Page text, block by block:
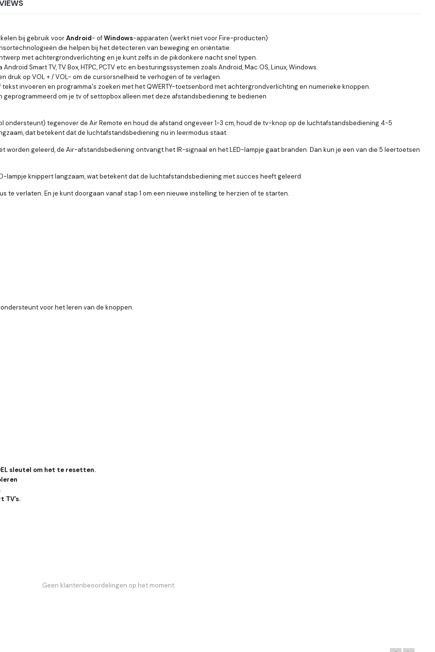
bij gebruik voorAndroid- ofWindows-apparaten (werkt niet voor Fire-producten)
die helpen bij het detecteren van beweging en oriëntatie.
met achtergrondverlichting en je kunt zelfs in de pikdonkere nacht snel typen.
Smart TV, TV Box, HTPC, PCTV etc en besturingssystemen zoals Android, Mac OS, Linux, Windows.
druk op VOL + / VOL- om de cursorsnelheid te verhogen of te verlagen.
invoeren en programma's zoeken met het QWERTY-toetsenbord met achtergrondverlichting en numerieke knoppen.
om je tv of settopbox alleen met deze afstandsbediening te bedienen
ondersteunt) tegenover de Air Remote en houd de afstand ongeveer 1-3 cm, houd de tv-knop op de luchtafstandsbediening 4-5
dat betekent dat de luchtafstandsbediening nu in leermodus staat.
worden geleerd, de Air-afstandsbediening ontvangt het IR-signaal en het LED-lampje gaat branden. Dan kun je een van die 5 leertoetsen
lampje knippert langzaam, wat betekent dat de luchtafstandsbediening met succes heeft geleerd.
te verlaten. En je kunt doorgaan vanaf stap 1 om een ​​nieuwe instelling te herzien of te starten.
voor het leren van de knoppen.
sleutel om het te resetten.
TV’s.
Geen klantenbeoordelingen op het moment.